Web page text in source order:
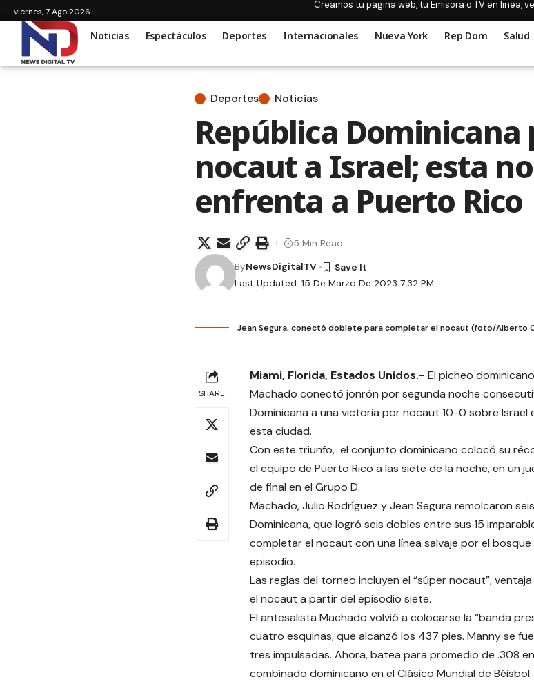
viernes, 7 Ago 2026
Creamos tu pagina web, tu Emisora o TV en linea,
Noticias Espectáculos Deportes Internacionales Nueva York Rep Dom Salud
Deportes Noticias
República Dominicana
nocaut a Israel; esta
enfrenta a Puerto Rico
Last Updated: 15 De Marzo De 2023 7:32 PM
ByNewsDigitalTV
5 Min Read
Jean Segura, conectó doblete para completar el nocaut (foto/Alberto
SHARE
Miami, Florida, Estados Unidos.- El picheo
Machado conectó jonrón por segunda noche
Dominicana a una victoria por nocaut 10-0 sobre Israel
esta ciudad.
Con este triunfo, el conjunto dominicano colocó su
el equipo de Puerto Rico a las siete de la noche, en un
de final en el Grupo D.
Machado, Julio Rodríguez y Jean Segura remolcaron
Dominicana, que logró seis dobles entre sus 15
completar el nocaut con una línea salvaje por el
episodio.
Las reglas del torneo incluyen el “súper nocaut”,
el nocaut a partir del episodio siete.
El antesalista Machado volvió a colocarse la “banda
cuatro esquinas, que alcanzó los 437 pies. Manny se
tres impulsadas. Ahora, batea para promedio de .308
combinado dominicano en el Clásico Mundial de Béisbol.